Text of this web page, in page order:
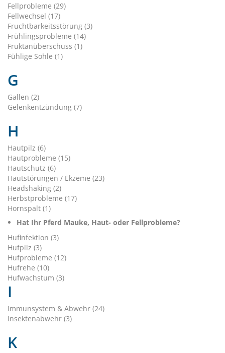
Fellprobleme (29)
Fellwechsel (17)
Fruchtbarkeitsstörung (3)
Frühlingsprobleme (14)
Fruktanüberschuss (1)
Fühlige Sohle (1)
G
Gallen (2)
Gelenkentzündung (7)
H
Hautpilz (6)
Hautprobleme (15)
Hautschutz (6)
Hautstörungen / Ekzeme (23)
Headshaking (2)
Herbstprobleme (17)
Hornspalt (1)
Hat Ihr Pferd Mauke, Haut- oder Fellprobleme?
Hufinfektion (3)
Hufpilz (3)
Hufprobleme (12)
Hufrehe (10)
Hufwachstum (3)
I
Immunsystem & Abwehr (24)
Insektenabwehr (3)
K